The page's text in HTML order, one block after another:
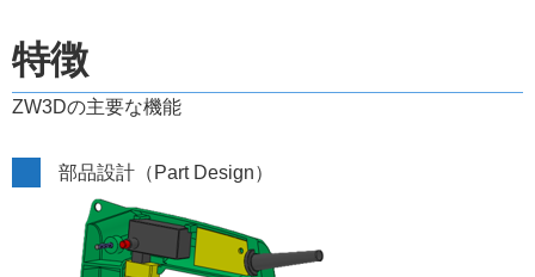
特徴
ZW3Dの主要な機能
部品設計（Part Design）